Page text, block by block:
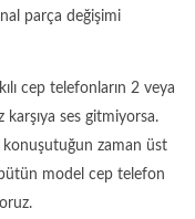
parça değişimi
cep telefonların 2 veya
ses gitmiyorsa.
konuşutuğun zaman üst
model cep telefon